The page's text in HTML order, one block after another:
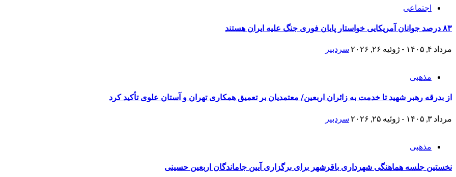
اجتماعی
۸۳ درصد جوانان آمریکایی خواستار پایان فوری جنگ علیه ایران هستند
مرداد ۴, ۱۴۰۵ - ژوئیه ۲۶, ۲۰۲۶ سردبیر
مذهبی
از بدرقه رهبر شهید تا خدمت به زائران اربعین/ معتمدیان بر تعمیق همکاری تهران و آستان علوی تأکید کرد
مرداد ۳, ۱۴۰۵ - ژوئیه ۲۵, ۲۰۲۶ سردبیر
مذهبی
نخستین جلسه هماهنگی شهرداری باقرشهر برای برگزاری آیین جاماندگان اربعین حسینی